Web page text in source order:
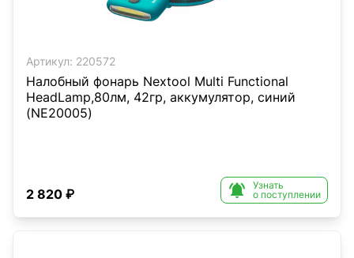
Артикул: 220572
Налобный фонарь Nextool Multi Functional
HeadLamp,80лм, 42гр, аккумулятор, синий
(NE20005)
2 820 ₽ 
Узнать
о поступлении